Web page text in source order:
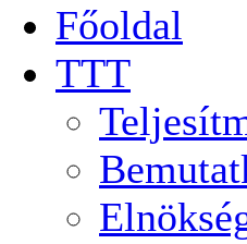
Főoldal
TTT